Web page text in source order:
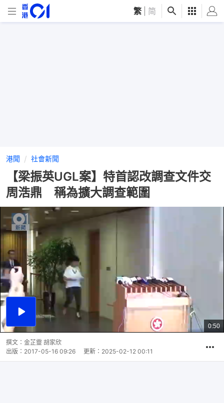
繁 简
港聞 社會新聞
【梁振英UGL案】特首認改調查文件交
周浩鼎 稱為擴大調查範圍
播
總
共
0:50
撰文： 金芷靈 胡家欣
出版： 2017-05-16 09:26 更新： 2025-02-12 00:11